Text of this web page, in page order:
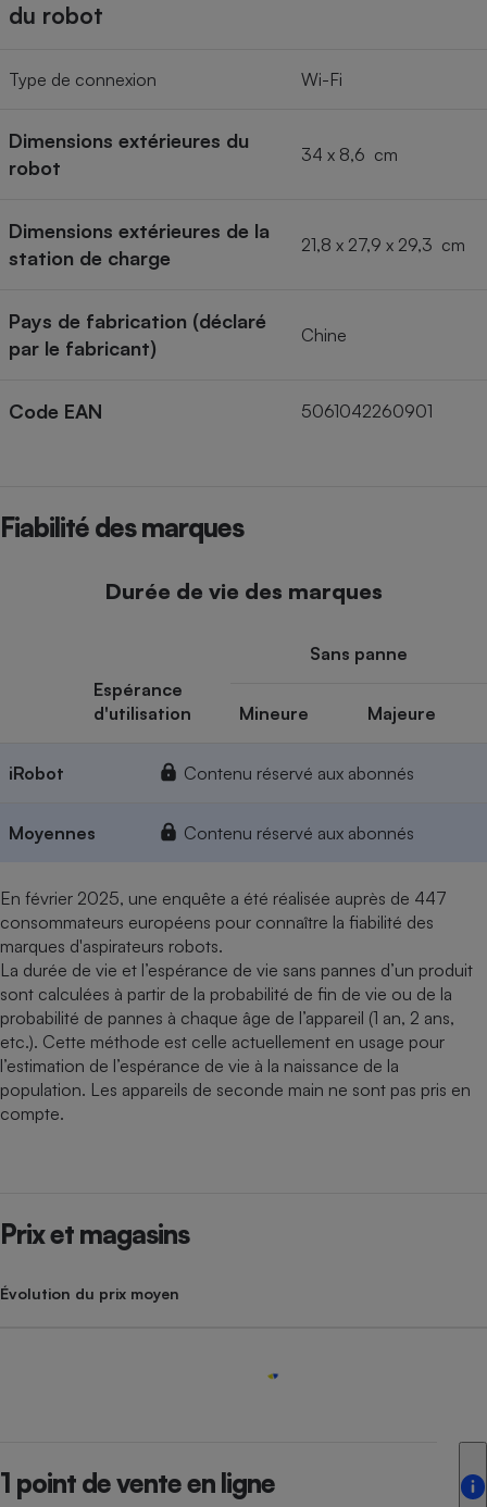
du robot
Type de connexion Wi-Fi
Dimensions extérieures du
robot
34 x 8,6 cm
Dimensions extérieures de la
station de charge
21,8 x 27,9 x 29,3 cm
Pays de fabrication (déclaré
par le fabricant)
Chine
Code EAN 5061042260901
Fiabilité des marques
Durée de vie des marques
Espérance
d'utilisation
Sans panne
Mineure Majeure
iRobot Contenu réservé aux abonnés
Moyennes Contenu réservé aux abonnés
En février 2025, une enquête a été réalisée auprès de 447
consommateurs européens pour connaître la fiabilité des
marques d'aspirateurs robots.
La durée de vie et l’espérance de vie sans pannes d’un produit
sont calculées à partir de la probabilité de fin de vie ou de la
probabilité de pannes à chaque âge de l’appareil (1 an, 2 ans,
etc.). Cette méthode est celle actuellement en usage pour
l’estimation de l’espérance de vie à la naissance de la
population. Les appareils de seconde main ne sont pas pris en
compte.
Prix et magasins
Évolution du prix moyen
1 point de vente en ligne